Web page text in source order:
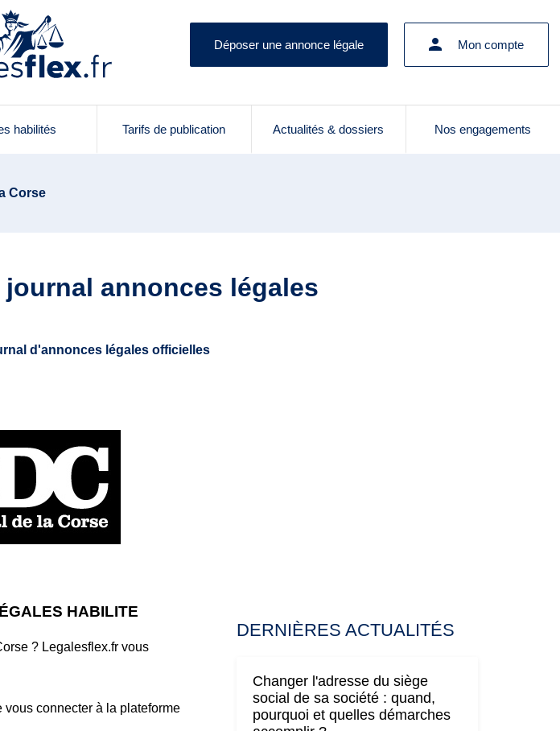
Déposer une annonce légale Mon compte
habilités Tarifs de publication Actualités & dossiers Nos engagements
Corse
annonces légales
d'annonces légales officielles
HABILITE
? Legalesflex.fr vous
connecter à la plateforme
DERNIÈRES ACTUALITÉS
Changer l'adresse du siège
social de sa société : quand,
pourquoi et quelles démarches